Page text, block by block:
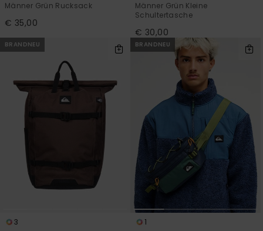
Männer Grün Rucksack
€ 35,00
Männer Grün Kleine
Schultertasche
€ 30,00
BRANDNEU
3
BRANDNEU
1